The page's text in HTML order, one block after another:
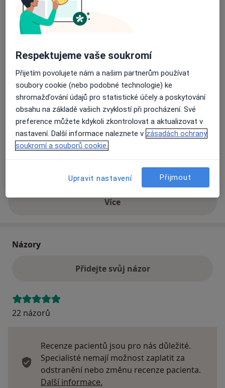
Zdravotnické středisko Hvozd s.r.o.
Přiblížit mapuse otevře v nové záložce
Dostupnost
Na této adrese online kalendář není aktivní
Co mám v takové situaci udělat?
Způsoby platby (soukromé návštěvy)
Víceo adrese
Názory
Přidejte svůj názor
22 názorů
Recenze pacientů jsou pro nás důležité.
Specialisté nemají možnost zaplatit za
odstranění nebo změnu recenze pacienta.
Další informace.
Respektujeme vaše soukromí
Přijetím povolujete nám a našim partnerům používat
soubory cookie (nebo podobné technologie) ke
shromažďování údajů pro statistické účely a poskytování
obsahu na základě vašich zvyklostí při procházení. Své
preference můžete kdykoli zkontrolovat a aktualizovat v
nastavení. Další informace naleznete v zásadách ochrany
soukromí a souborů cookie.
Upravit nastavení Přijmout